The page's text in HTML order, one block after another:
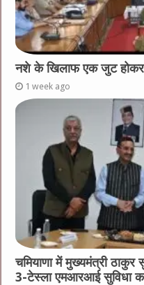
नशे के खिलाफ एक जुट होकर
1 week ago
चमियाणा में मुख्यमंत्री
3-टेस्ला एमआरआई सुविधा